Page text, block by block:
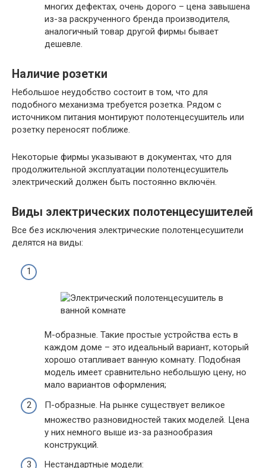
многих дефектах, очень дорого – цена завышена
из-за раскрученного бренда производителя,
аналогичный товар другой фирмы бывает
дешевле.
Наличие розетки
Небольшое неудобство состоит в том, что для
подобного механизма требуется розетка. Рядом с
источником питания монтируют полотенцесушитель или
розетку переносят поближе.
Некоторые фирмы указывают в документах, что для
продолжительной эксплуатации полотенцесушитель
электрический должен быть постоянно включён.
Виды электрических полотенцесушителей
Все без исключения электрические полотенцесушители
делятся на виды:
М-образные. Такие простые устройства есть в
каждом доме – это идеальный вариант, который
хорошо отапливает ванную комнату. Подобная
модель имеет сравнительно небольшую цену, но
мало вариантов оформления;
П-образные. На рынке существует великое
множество разновидностей таких моделей. Цена
у них немного выше из-за разнообразия
конструкций.
Нестандартные модели: